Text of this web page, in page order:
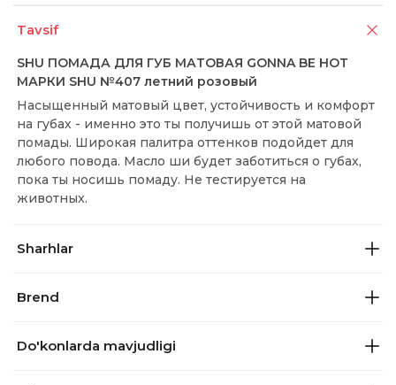
Tavsif
SHU ПОМАДА ДЛЯ ГУБ МАТОВАЯ GONNA BE HOT
МАРКИ SHU №407 летний розовый
Насыщенный матовый цвет, устойчивость и комфорт
на губах - именно это ты получишь от этой матовой
помады. Широкая палитра оттенков подойдет для
любого повода. Масло ши будет заботиться о губах,
пока ты носишь помаду. Не тестируется на
животных.
Sharhlar
Brend
Do'konlarda mavjudligi